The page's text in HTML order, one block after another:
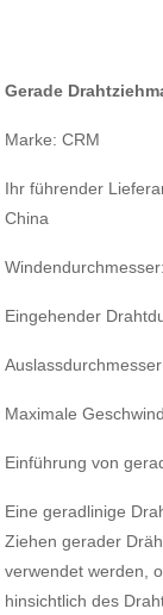
Gerade
Marke: CRM
Ihr führender
China
Eingehender
Maximale
Einführung von
Eine geradlinige
Ziehen gerader
verwendet werden,
hinsichtlich des